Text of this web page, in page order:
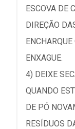
ESCOVA DE
DIREÇÃO
ENXAGUE.
4) DEIXE
QUANDO
DE PÓ
RESÍDUOS